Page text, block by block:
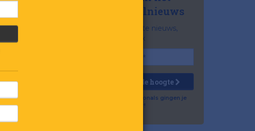
laatste retailnieuws
Het belangrijkste nieuws,
gratis in je inbox
Houd mij op de hoogte
Al 57.500 professionals gingen je
voor!